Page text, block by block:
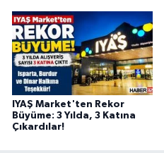
IYAŞ Market'ten Rekor
Büyüme: 3 Yılda, 3 Katına
Çıkardılar!